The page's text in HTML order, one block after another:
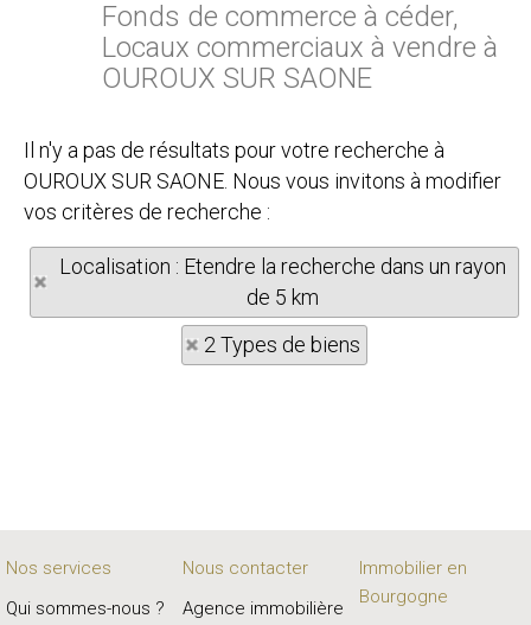
Fonds de commerce à céder,
Locaux commerciaux à vendre à
OUROUX SUR SAONE
Il n'y a pas de résultats pour votre recherche à
OUROUX SUR SAONE. Nous vous invitons à modifier
vos critères de recherche :
Localisation : Etendre la recherche dans un rayon
de 5 km
2 Types de biens
Nos services
Qui sommes-nous ?
Nous contacter
Agence immobilière
Immobilier en
Bourgogne